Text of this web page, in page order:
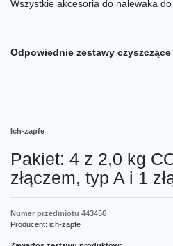
Wszystkie akcesoria do nalewaka
Odpowiednie zestawy
Ich-zapfe
Pakiet: 4 z 2,0 kg
złączem, typ A i 1
Numer przedmiotu 443456
Producent: ich-zapfe